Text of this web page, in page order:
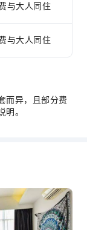
与大人同住
与大人同住
而异，且部分费
。